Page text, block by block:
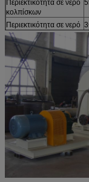
Περιεκτικότητα σε νερό
κολπίσκων
Περιεκτικότητα σε νερό
εξόδου
Ένταση ξήρανσης
(ύδωρ τετρ.μέτρο κλ
εξάτμισης)